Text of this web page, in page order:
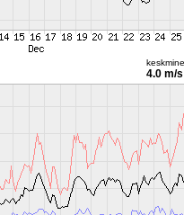
keskmine
4.0 m/s